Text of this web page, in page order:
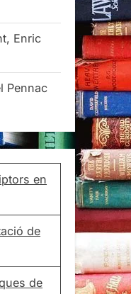
Enric
Pennac
en
de
de